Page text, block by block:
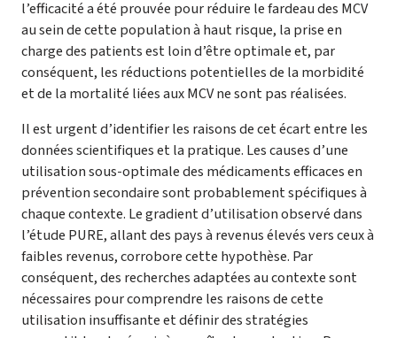
l’efficacité a été prouvée pour réduire le fardeau des MCV
au sein de cette population à haut risque, la prise en
charge des patients est loin d’être optimale et, par
conséquent, les réductions potentielles de la morbidité
et de la mortalité liées aux MCV ne sont pas réalisées.
Il est urgent d’identifier les raisons de cet écart entre les
données scientifiques et la pratique. Les causes d’une
utilisation sous-optimale des médicaments efficaces en
prévention secondaire sont probablement spécifiques à
chaque contexte. Le gradient d’utilisation observé dans
l’étude PURE, allant des pays à revenus élevés vers ceux à
faibles revenus, corrobore cette hypothèse. Par
conséquent, des recherches adaptées au contexte sont
nécessaires pour comprendre les raisons de cette
utilisation insuffisante et définir des stratégies